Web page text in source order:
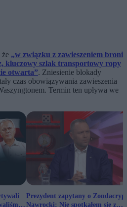
że „w związku z zawieszeniem broni
kluczowy szlak transportowy ropy
otwarta”. Zniesienie blokady
czas obowiązywania zawieszenia
Termin ten upływa we
Prezydent zapytany o
Nawrocki: Nie spotkałem się z